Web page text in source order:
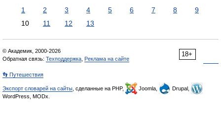
1 2 3 4 5 6 7 8
9
10
11 12 13
18+
© Академик, 2000-2026
Обратная связь: Техподдержка Реклама на сайте
👣 Путешествия
Экспорт словарей на сайты , сделанные на PHP, Joomla,
Drupal,
WordPress, MODx.